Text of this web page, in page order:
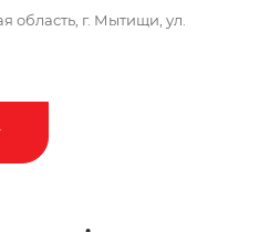
область, г. Мытищи, ул.